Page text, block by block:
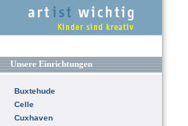
Unsere Einrichtungen
Buxtehude
Celle
Cuxhaven